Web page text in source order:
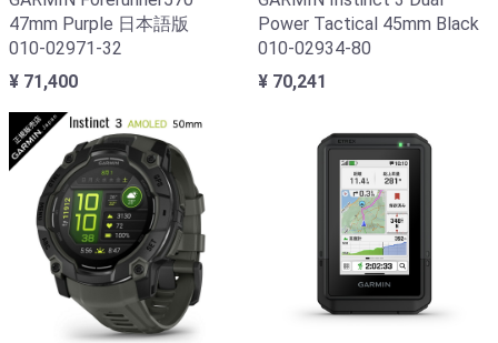
47mm Purple 日本語版
010-02971-32
¥ 71,400
Power Tactical 45mm Black
010-02934-80
¥ 70,241